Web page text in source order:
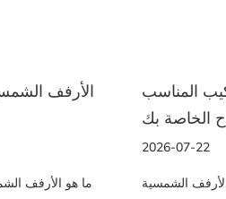
الأرفف الشمسية: كيفية
ما هو الأرفف الشمسية ولماذا
لأي